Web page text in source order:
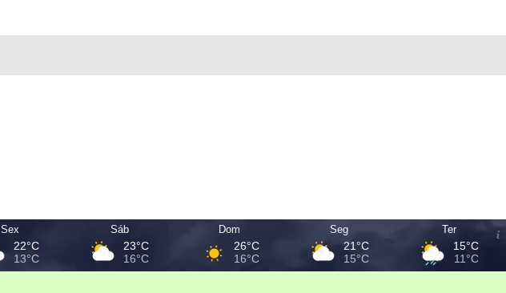
Sex
22°C
13°C
Sáb
23°C
16°C
Dom
26°C
16°C
Seg
21°C
15°C
Ter
15°C
11°C